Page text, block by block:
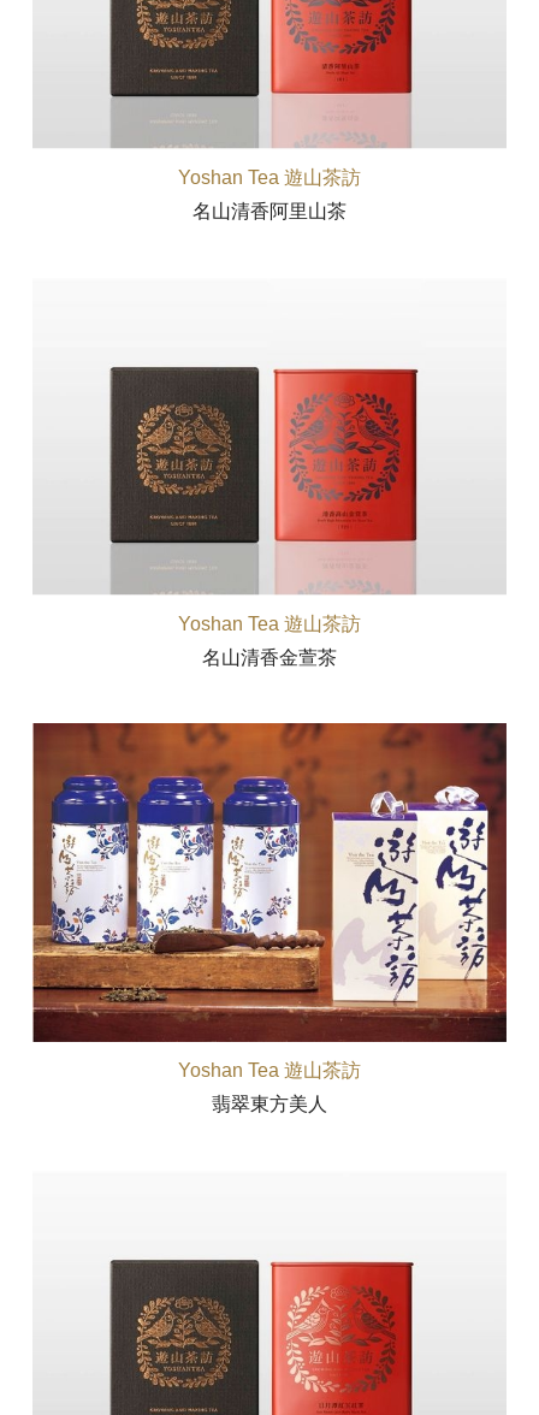
Yoshan Tea 遊山茶訪
名山清香阿里山茶
Yoshan Tea 遊山茶訪
名山清香金萱茶
Yoshan Tea 遊山茶訪
翡翠東方美人